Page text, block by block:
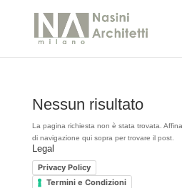
Nessun risultato
La pagina richiesta non è stata trovata.
di navigazione qui sopra per trovare il post.
Legal
Privacy Policy
Termini e Condizioni